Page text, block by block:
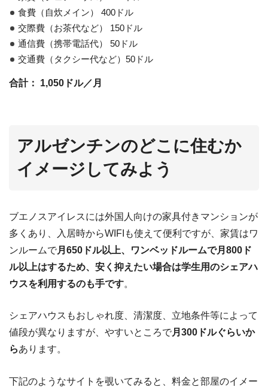
食費（自炊メイン） 400ドル
交際費（お茶代など） 150ドル
通信費（携帯電話代） 50ドル
交通費（タクシー代など）50ドル
合計： 1,050ドル／月
アルゼンチンのどこに住むか
イメージしてみよう
ブエノスアイレスには外国人向けの家具付きマンションが
多くあり、入居時からWIFIも使えて便利ですが、家賃はワ
ンルームで月650ドル以上、ワンベッドルームで月800ド
ル以上はするため、安く抑えたい場合は学生用のシェアハ
ウスを利用するのも手です。
シェアハウスもおしゃれ度、清潔度、立地条件等によって
値段が異なりますが、やすいところで月300ドルぐらいか
らあります。
下記のようなサイトを覗いてみると、料金と部屋のイメー